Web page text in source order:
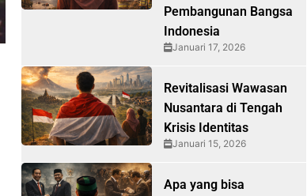
Pembangunan Bangsa
Indonesia
Januari 17, 2026
Revitalisasi Wawasan
Nusantara di Tengah
Krisis Identitas
Januari 15, 2026
Apa yang bisa